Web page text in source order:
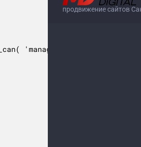
продвижение сайтов